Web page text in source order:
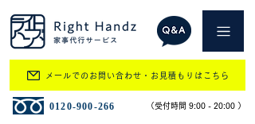
​0120-900-266 ​（受付時間 9:00 - 20:00 ）
メールでのお問い合わせ・お見積もりはこちら